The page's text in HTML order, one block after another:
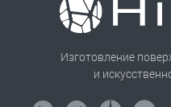
Изготовление
и